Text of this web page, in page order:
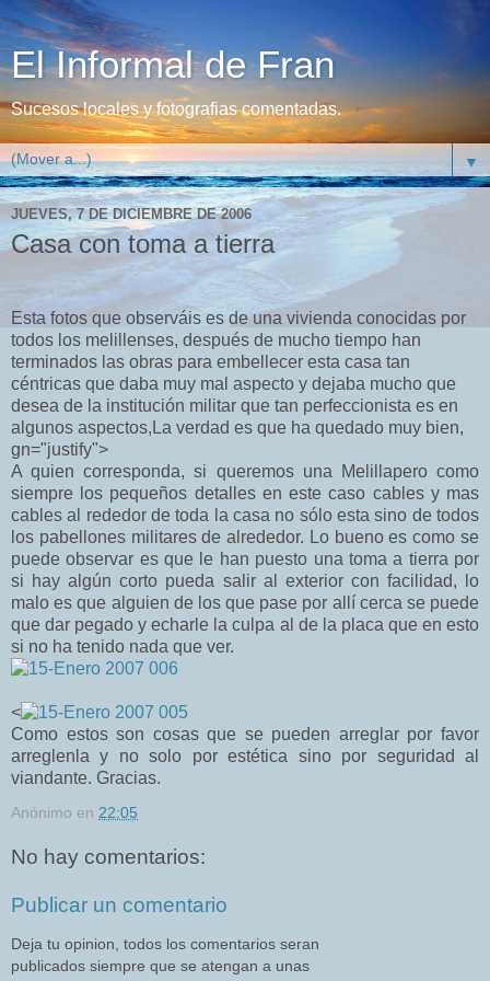
El Informal de Fran
Sucesos locales y fotografias comentadas.
▼
JUEVES, 7 DE DICIEMBRE DE 2006
Casa con toma a tierra
Esta fotos que observáis es de una vivienda conocidas por
todos los melillenses, después de mucho tiempo han
terminados las obras para embellecer esta casa tan
céntricas que daba muy mal aspecto y dejaba mucho que
desea de la institución militar que tan perfeccionista es en
algunos aspectos,La verdad es que ha quedado muy bien,
gn="justify">
A quien corresponda, si queremos una Melillapero como
siempre los pequeños detalles en este caso cables y mas
cables al rededor de toda la casa no sólo esta sino de todos
los pabellones militares de alrededor. Lo bueno es como se
puede observar es que le han puesto una toma a tierra por
si hay algún corto pueda salir al exterior con facilidad, lo
malo es que alguien de los que pase por allí cerca se puede
que dar pegado y echarle la culpa al de la placa que en esto
si no ha tenido nada que ver.
<
Como estos son cosas que se pueden arreglar por favor
arreglenla y no solo por estética sino por seguridad al
viandante. Gracias.
Anónimo en 22:05
No hay comentarios:
Publicar un comentario
Deja tu opinion, todos los comentarios seran
publicados siempre que se atengan a unas